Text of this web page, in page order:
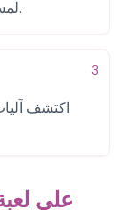
لمسة جديدة إلى طريقة اللعب على لعبة سبنكي.
3
اكتشف